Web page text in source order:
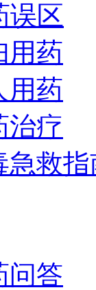
误区
用药
用药
治疗
急救指
问答